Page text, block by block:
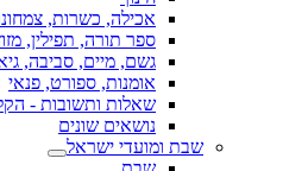
אכילה, כשרות,
ספר תורה, תפילין,
גשם, מיים, סביבה,
אומנות, ספורט, פנאי
שאלות ותשובות -
נושאים שונים
שבת ומועדי ישראל